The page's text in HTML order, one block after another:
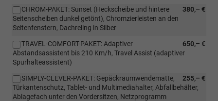
380,– €
CHROM-PAKET: Sunset (Heckscheibe und hintere
Seitenscheiben dunkel getönt), Chromzierleisten an den
Seitenfenstern, Dachreling in Silber
650,– €
TRAVEL-COMFORT-PAKET: Adaptiver
Abstandsassistent bis 210 Km/h, Travel Assist (adaptiver
Spurhalteassistent)
255,– €
SIMPLY-CLEVER-PAKET: Gepäckraumwendematte,
Türkantenschutz, Tablet- und Multimediahalter, Abfallbehälter,
Ablagefach unter den Vordersitzen, Netzprogramm